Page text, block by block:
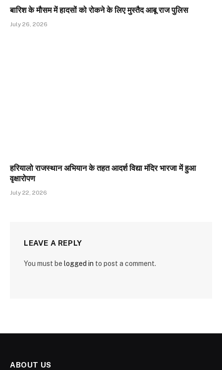
बारिश के मौसम में हादसों को रोकने के लिए मुस्तैद आबू राज पुलिस
July 26, 2026
हरियालो राजस्थान अभियान के तहत आदर्श विद्या मंदिर भारजा में हुआ
वृक्षारोपण
July 22, 2026
LEAVE A REPLY
You must be logged in to post a comment.
ABOUT US